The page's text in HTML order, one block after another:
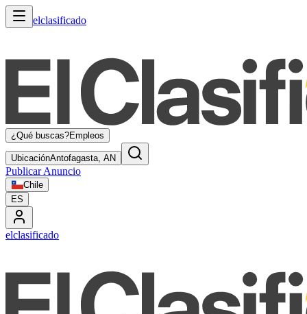
elclasificado
¿Qué buscas?Empleos
UbicaciónAntofagasta, AN
Publicar Anuncio
Chile
ES
elclasificado